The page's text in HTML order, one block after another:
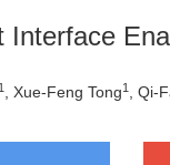
Interface
1 , Xue-Feng Tong1 , Qi-